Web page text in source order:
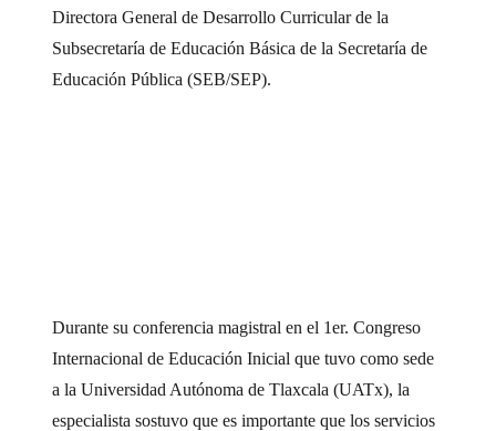
Directora General de Desarrollo Curricular de la
Subsecretaría de Educación Básica de la Secretaría de
Educación Pública (SEB/SEP).
Durante su conferencia magistral en el 1er. Congreso
Internacional de Educación Inicial que tuvo como sede
a la Universidad Autónoma de Tlaxcala (UATx), la
especialista sostuvo que es importante que los servicios